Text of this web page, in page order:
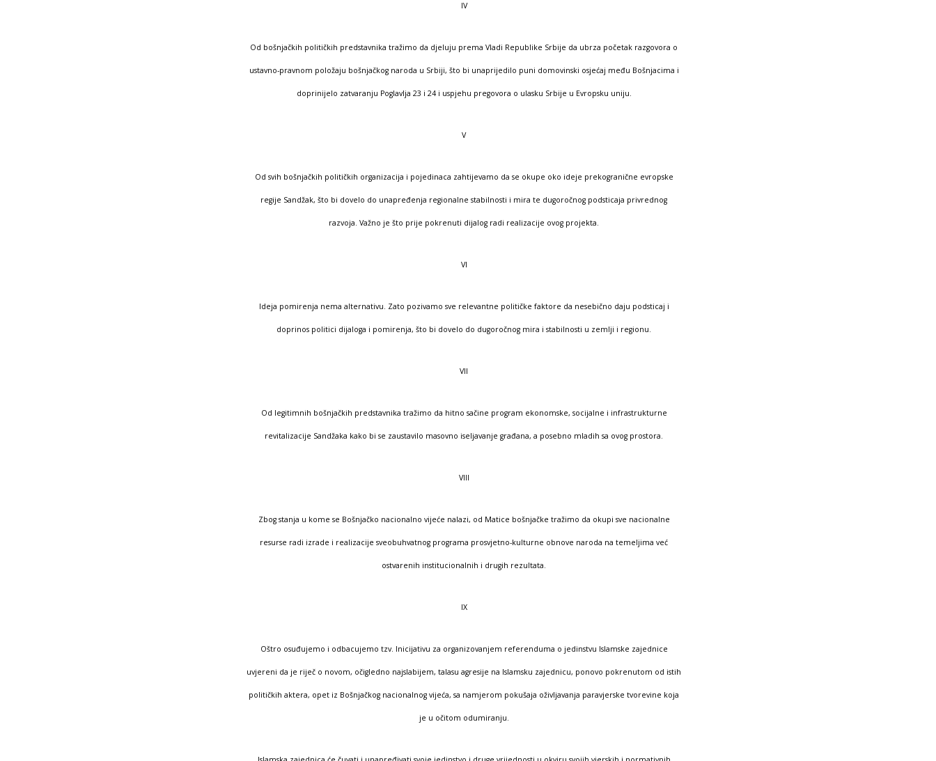
IV
Od bošnjačkih političkih predstavnika tražimo da djeluju prema Vladi Republike Srbije da ubrza početak razgovora o
ustavno-pravnom položaju bošnjačkog naroda u Srbiji, što bi unaprijedilo puni domovinski osjećaj među Bošnjacima i
doprinijelo zatvaranju Poglavlja 23 i 24 i uspjehu pregovora o ulasku Srbije u Evropsku uniju.
V
Od svih bošnjačkih političkih organizacija i pojedinaca zahtijevamo da se okupe oko ideje prekogranične evropske
regije Sandžak, što bi dovelo do unapređenja regionalne stabilnosti i mira te dugoročnog podsticaja privrednog
razvoja. Važno je što prije pokrenuti dijalog radi realizacije ovog projekta.
VI
Ideja pomirenja nema alternativu. Zato pozivamo sve relevantne političke faktore da nesebično daju podsticaj i
doprinos politici dijaloga i pomirenja, što bi dovelo do dugoročnog mira i stabilnosti u zemlji i regionu.
VII
Od legitimnih bošnjačkih predstavnika tražimo da hitno sačine program ekonomske, socijalne i infrastrukturne
revitalizacije Sandžaka kako bi se zaustavilo masovno iseljavanje građana, a posebno mladih sa ovog prostora.
VIII
Zbog stanja u kome se Bošnjačko nacionalno vijeće nalazi, od Matice bošnjačke tražimo da okupi sve nacionalne
resurse radi izrade i realizacije sveobuhvatnog programa prosvjetno-kulturne obnove naroda na temeljima već
ostvarenih institucionalnih i drugih rezultata.
IX
Oštro osuđujemo i odbacujemo tzv. Inicijativu za organizovanjem referenduma o jedinstvu Islamske zajednice
uvjereni da je riječ o novom, očigledno najslabijem, talasu agresije na Islamsku zajednicu, ponovo pokrenutom od istih
političkih aktera, opet iz Bošnjačkog nacionalnog vijeća, sa namjerom pokušaja oživljavanja paravjerske tvorevine koja
je u očitom odumiranju.